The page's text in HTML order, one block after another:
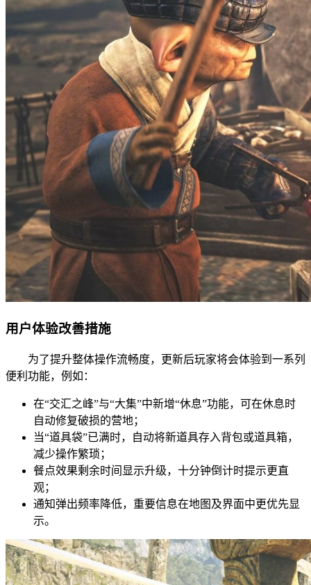
用户体验改善措施
为了提升整体操作流畅度，更新后玩家将会体验到一系列
便利功能，例如：
在“交汇之峰”与“大集”中新增“休息”功能，可在休息时
自动修复破损的营地；
当“道具袋”已满时，自动将新道具存入背包或道具箱，
减少操作繁琐；
餐点效果剩余时间显示升级，十分钟倒计时提示更直
观；
通知弹出频率降低，重要信息在地图及界面中更优先显
示。